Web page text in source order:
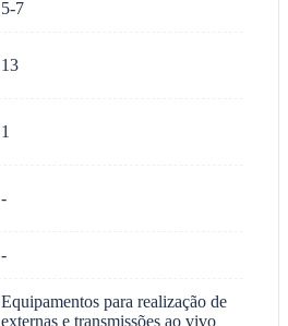
5-7
13
1
-
-
Equipamentos para realização de
externas e transmissões ao vivo